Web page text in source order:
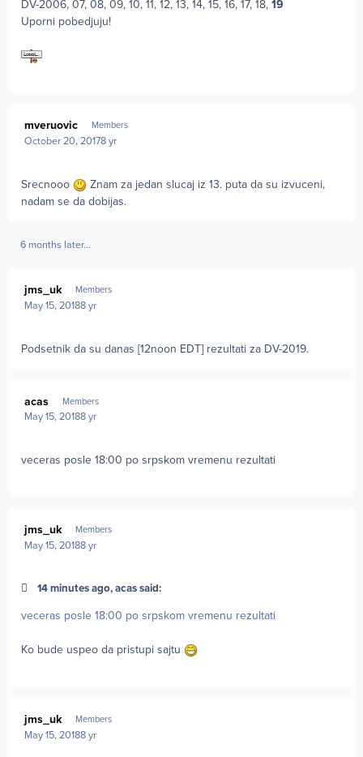
DV-2006, 07, 08, 09, 10, 11, 12, 13, 14, 15, 16, 17, 18, 19
Uporni pobedjuju!
mveruovic Members
October 20, 20178 yr
Srecnooo
Znam za jedan slucaj iz 13. puta da su izvuceni,
nadam se da dobijas.
6 months later...
jms_uk Members
May 15, 20188 yr
Podsetnik da su danas [12noon EDT] rezultati za DV-2019.
acas Members
May 15, 20188 yr
veceras posle 18:00 po srpskom vremenu rezultati
jms_uk Members
May 15, 20188 yr
14 minutes ago, acas said:
veceras posle 18:00 po srpskom vremenu rezultati
Ko bude uspeo da pristupi sajtu
jms_uk Members
May 15, 20188 yr